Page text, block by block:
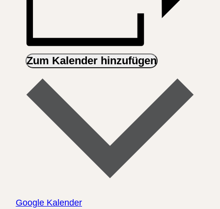
Zum Kalender hinzufügen
Google Kalender